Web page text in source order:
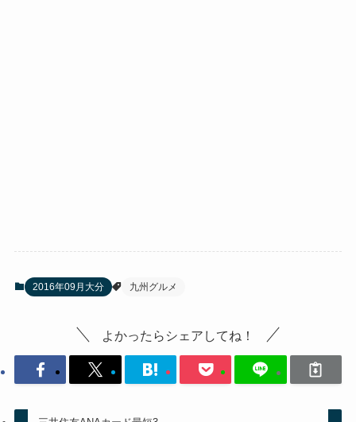
2016年09月大分 九州グルメ
よかったらシェアしてね！